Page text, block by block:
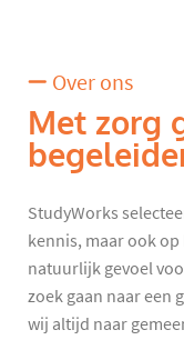
Over ons
Met zorg
StudyWorks
kennis, maar ook
natuurlijk gevoel
zoek gaan naar een
wij altijd naar